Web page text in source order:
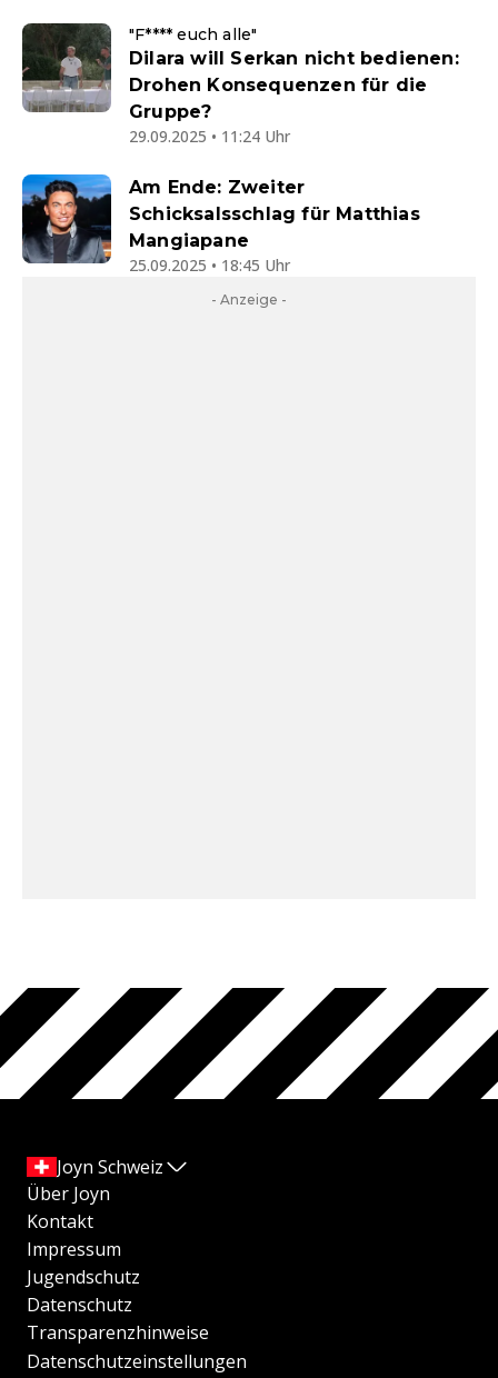
"F**** euch alle"
Dilara will Serkan nicht bedienen:
Drohen Konsequenzen für die
Gruppe?
29.09.2025 • 11:24 Uhr
Am Ende: Zweiter
Schicksalsschlag für Matthias
Mangiapane
25.09.2025 • 18:45 Uhr
- Anzeige -
Joyn Schweiz
Über Joyn
Kontakt
Impressum
Jugendschutz
Datenschutz
Transparenzhinweise
Datenschutzeinstellungen